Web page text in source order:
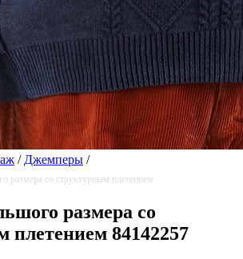
/ Джемперы /
размера со структурным плетением
размера со
плетением 84142257